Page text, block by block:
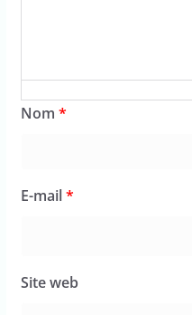
Nom *
E-mail*
Site web